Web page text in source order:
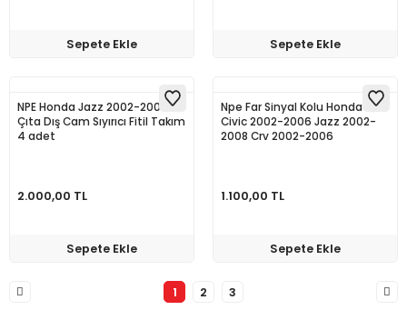
Sepete Ekle Sepete Ekle
NPE Honda Jazz 2002-2008
Çıta Dış Cam Sıyırıcı Fitil Takım
4 adet
2.000,00 TL
Sepete Ekle
Npe Far Sinyal Kolu Honda
Civic 2002-2006 Jazz 2002-
2008 Crv 2002-2006
1.100,00 TL
Sepete Ekle
1 2 3